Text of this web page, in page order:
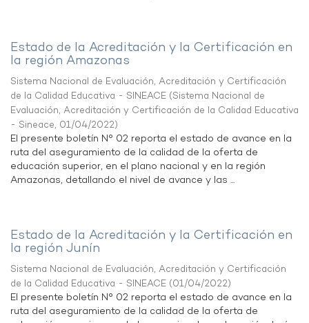
Estado de la Acreditación y la Certificación en
la región Amazonas
Sistema Nacional de Evaluación, Acreditación y Certificación
de la Calidad Educativa - SINEACE (Sistema Nacional de
Evaluación, Acreditación y Certificación de la Calidad Educativa
- Sineace, 01/04/2022)
El presente boletín N° 02 reporta el estado de avance en la
ruta del aseguramiento de la calidad de la oferta de
educación superior, en el plano nacional y en la región
Amazonas, detallando el nivel de avance y las ...
Estado de la Acreditación y la Certificación en
la región Junín
Sistema Nacional de Evaluación, Acreditación y Certificación
de la Calidad Educativa - SINEACE (01/04/2022)
El presente boletín N° 02 reporta el estado de avance en la
ruta del aseguramiento de la calidad de la oferta de